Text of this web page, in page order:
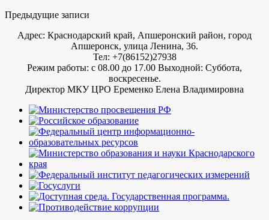
Предыдущие записи
Адрес: Краснодарский край, Апшеронский район, город
Апшеронск, улица Ленина, 36.
Тел: +7(86152)27938
Режим работы: с 08.00 до 17.00 Выходной: Суббота,
воскресенье.
Директор МКУ ЦРО Еременко Елена Владимировна